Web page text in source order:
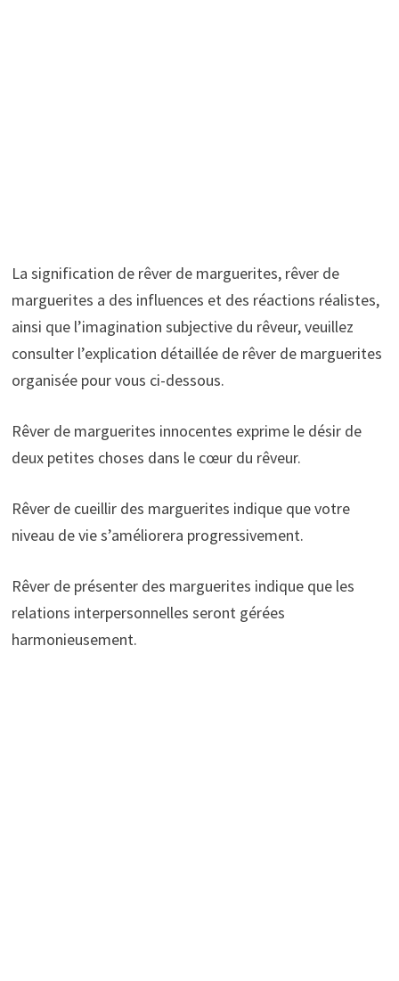
La signification de rêver de marguerites, rêver de
marguerites a des influences et des réactions réalistes,
ainsi que l’imagination subjective du rêveur, veuillez
consulter l’explication détaillée de rêver de marguerites
organisée pour vous ci-dessous.
Rêver de marguerites innocentes exprime le désir de
deux petites choses dans le cœur du rêveur.
Rêver de cueillir des marguerites indique que votre
niveau de vie s’améliorera progressivement.
Rêver de présenter des marguerites indique que les
relations interpersonnelles seront gérées
harmonieusement.